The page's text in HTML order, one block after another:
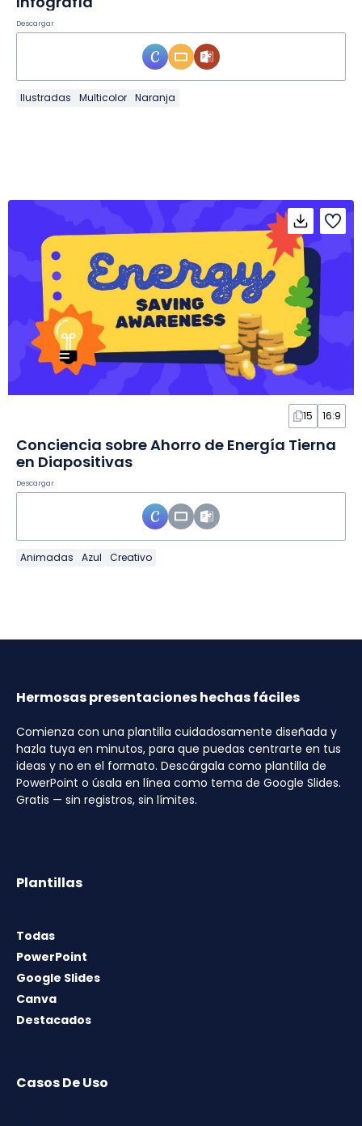
Descargar
Ilustradas Multicolor Naranja
15 16:9
Conciencia sobre Ahorro de Energía Tierna
en Diapositivas
Descargar
Animadas Azul Creativo
Hermosas presentaciones hechas fáciles
Comienza con una plantilla cuidadosamente diseñada y
hazla tuya en minutos, para que puedas centrarte en tus
ideas y no en el formato. Descárgala como plantilla de
PowerPoint o úsala en línea como tema de Google Slides.
Gratis — sin registros, sin límites.
Plantillas
Todas
PowerPoint
Google Slides
Canva
Destacados
Casos De Uso